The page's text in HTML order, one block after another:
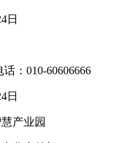
日
：010-60606666
日
产业园